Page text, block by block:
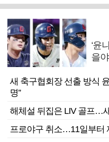
‘윤
을
새 축구협회장 선출 방식
명”
해체설 뒤집은 LIV 골프…
프로야구 취소…11일부터